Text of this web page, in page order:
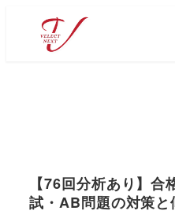
【76回分析あり】
試・AB問題の対策と